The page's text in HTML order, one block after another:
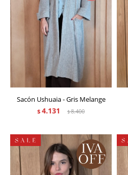
Sacón Ushuaia - Gris Melange
$ 4.131 $8.400